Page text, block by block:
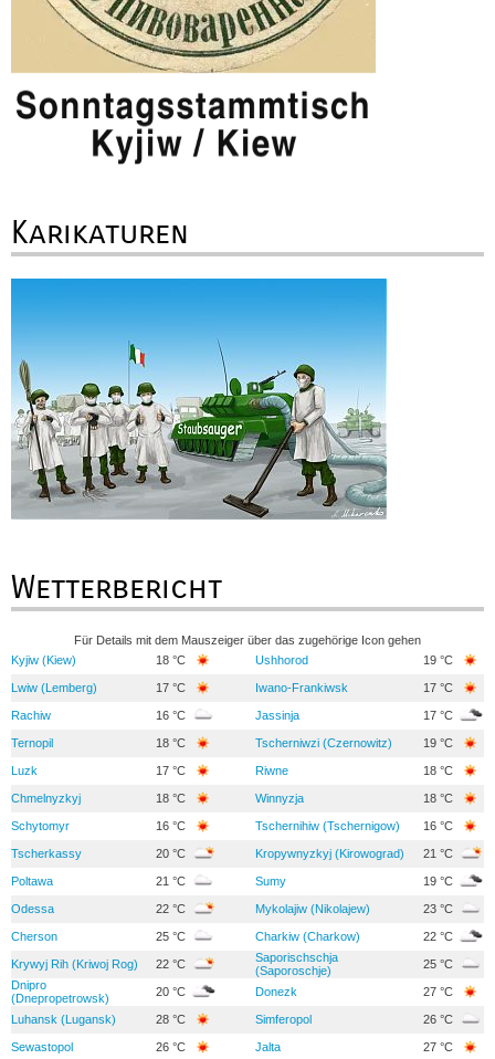
Karikaturen
Wetterbericht
Für Details mit dem Mauszeiger über das zugehörige Icon gehen
Kyjiw (Kiew)
18 °C Ushhorod 19 °C
Lwiw (Lemberg) 17 °C Iwano-Frankiwsk 17 °C
Rachiw 16 °C Jassinja 17 °C
Ternopil 18 °C Tscherniwzi (Czernowitz) 19 °C
Luzk 17 °C Riwne 18 °C
Chmelnyzkyj 18 °C Winnyzja 18 °C
Schytomyr 16 °C Tschernihiw (Tschernigow) 16 °C
Tscherkassy 20 °C Kropywnyzkyj (Kirowograd) 21 °C
Poltawa 21 °C Sumy 19 °C
Odessa 22 °C Mykolajiw (Nikolajew) 23 °C
Cherson 25 °C Charkiw (Charkow) 22 °C
Krywyj Rih (Kriwoj Rog) 22 °C
Saporischschja
(Saporoschje)
25 °C
Dnipro
(Dnepropetrowsk)
20 °C Donezk 27 °C
Luhansk (Lugansk) 28 °C Simferopol 26 °C
Sewastopol 26 °C Jalta
27 °C